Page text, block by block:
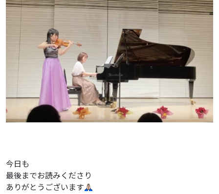
今日も
最後までお読みくださり
ありがとうございます